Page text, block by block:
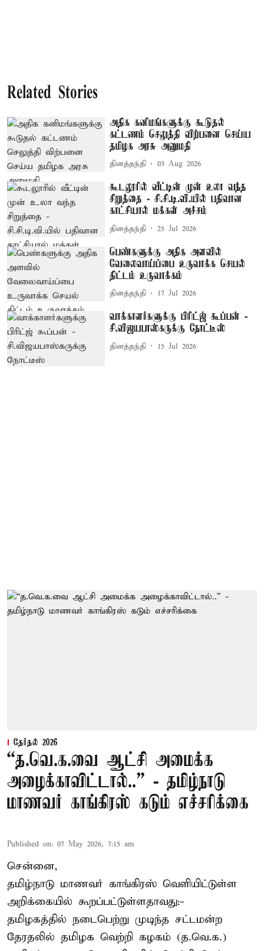
Related Stories
அதிக கனிமங்களுக்கு கூடுதல்
கட்டணம் செலுத்தி விற்பனை செய்ய
தமிழக அரசு அனுமதி
தினத்தந்தி 03 Aug 2026
கூடலூரில் வீட்டின் முன் உலா வந்த
சிறுத்தை - சி.சி.டி.வி.யில் பதிவான
காட்சியால் மக்கள் அச்சம்
தினத்தந்தி 25 Jul 2026
பெண்களுக்கு அதிக அளவில்
வேலைவாய்ப்பை உருவாக்க செயல்
திட்டம் உருவாக்கம்
தினத்தந்தி 17 Jul 2026
வாக்காளர்களுக்கு பிரிட்ஜ் கூப்பன் -
சி.விஜயபாஸ்கருக்கு நோட்டீஸ்
தினத்தந்தி 15 Jul 2026
தேர்தல் 2026
“த.வெ.க.வை ஆட்சி அமைக்க
அழைக்காவிட்டால்..” - தமிழ்நாடு
மாணவர் காங்கிரஸ் கடும் எச்சரிக்கை
Published on: 07 May 2026, 7:15 am
சென்னை,
தமிழ்நாடு மாணவர் காங்கிரஸ் வெளியிட்டுள்ள
அறிக்கையில் கூறப்பட்டுள்ளதாவது:-
தமிழகத்தில் நடைபெற்று முடிந்த சட்டமன்ற
தேரதலில் தமிழக வெற்றி கழகம் (த.வெ.க.)